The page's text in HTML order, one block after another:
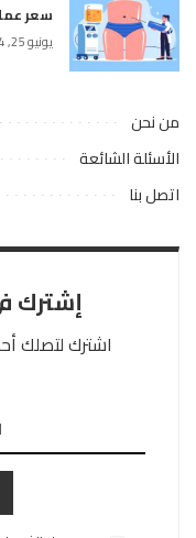
سعر
يونيو 25, 2024
من نحن
الأسئلة الشائعة
اتصل بنا
إشترك
اشترك لتصلك